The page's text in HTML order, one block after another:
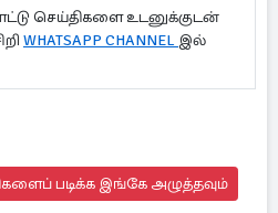
செய்திகளை உடனுக்குடன்
WHATSAPP CHANNEL இல்
படிக்க இங்கே அழுத்தவும்